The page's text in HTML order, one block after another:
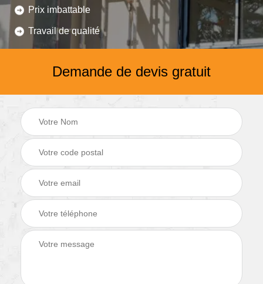
Prix imbattable
Travail de qualité
Demande de devis gratuit